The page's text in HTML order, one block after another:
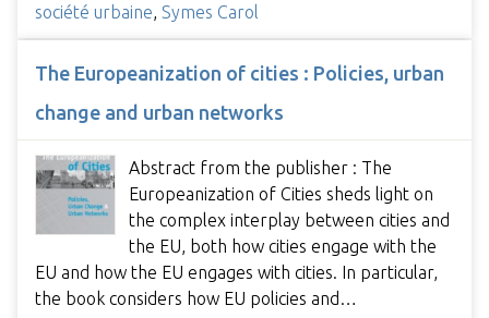
société urbaine, Symes Carol
The Europeanization of cities : Policies, urban
change and urban networks
Abstract from the publisher : The
Europeanization of Cities sheds light on
the complex interplay between cities and
the EU, both how cities engage with the
EU and how the EU engages with cities. In particular,
the book considers how EU policies and…